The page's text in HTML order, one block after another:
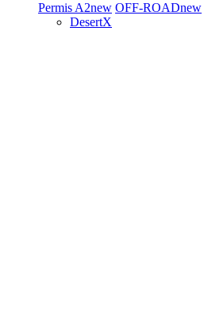
Permis A2new OFF-ROADnew
DesertX